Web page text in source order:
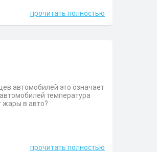
прочитать полностью
автомобилей это означает
температура
жары в авто?
прочитать полностью